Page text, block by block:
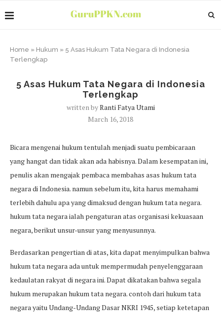
Home » Hukum » 5 Asas Hukum Tata Negara di Indonesia
Terlengkap
5 Asas Hukum Tata Negara di Indonesia
Terlengkap
written byRanti Fatya Utami
March 16, 2018
Bicara mengenai hukum tentulah menjadi suatu pembicaraan
yang hangat dan tidak akan ada habisnya. Dalam kesempatan ini,
penulis akan mengajak pembaca membahas asas hukum tata
negara di Indonesia. namun sebelum itu, kita harus memahami
terlebih dahulu apa yang dimaksud dengan hukum tata negara.
hukum tata negara ialah pengaturan atas organisasi kekuasaan
negara, berikut unsur-unsur yang menyusunnya.
Berdasarkan pengertian di atas, kita dapat menyimpulkan bahwa
hukum tata negara ada untuk mempermudah penyelenggaraan
kedaulatan rakyat di negara ini. Dapat dikatakan bahwa segala
hukum merupakan hukum tata negara. contoh dari hukum tata
negara yaitu Undang-Undang Dasar NKRI 1945, setiap ketetapan